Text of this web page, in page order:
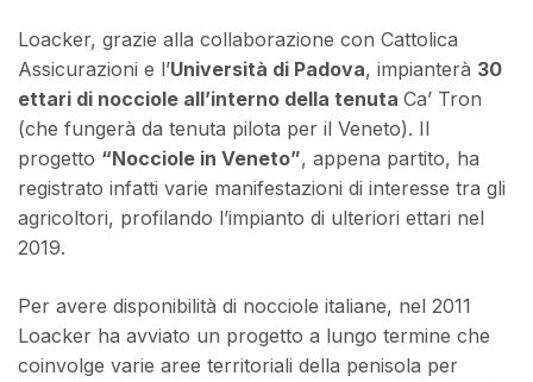
Loacker, grazie alla collaborazione con Cattolica
Assicurazioni e l’Università di Padova, impianterà 30
ettari di nocciole all’interno della tenuta Ca’ Tron
(che fungerà da tenuta pilota per il Veneto). Il
progetto “Nocciole in Veneto”, appena partito, ha
registrato infatti varie manifestazioni di interesse tra gli
agricoltori, profilando l’impianto di ulteriori ettari nel
2019.
Per avere disponibilità di nocciole italiane, nel 2011
Loacker ha avviato un progetto a lungo termine che
coinvolge varie aree territoriali della penisola per